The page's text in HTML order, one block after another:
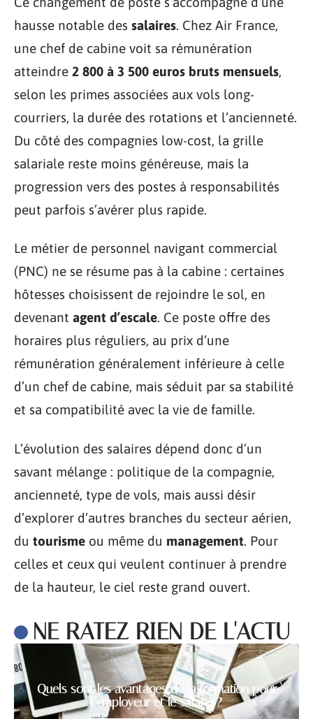
hausse notable des salaires. Chez Air France,
une chef de cabine voit sa rémunération
atteindre 2 800 à 3 500 euros bruts mensuels,
selon les primes associées aux vols long-
courriers, la durée des rotations et l’ancienneté.
Du côté des compagnies low-cost, la grille
salariale reste moins généreuse, mais la
progression vers des postes à responsabilités
peut parfois s’avérer plus rapide.
Le métier de personnel navigant commercial
(PNC) ne se résume pas à la cabine : certaines
hôtesses choisissent de rejoindre le sol, en
devenant agent d’escale. Ce poste offre des
horaires plus réguliers, au prix d’une
rémunération généralement inférieure à celle
d’un chef de cabine, mais séduit par sa stabilité
et sa compatibilité avec la vie de famille.
L’évolution des salaires dépend donc d’un
savant mélange : politique de la compagnie,
ancienneté, type de vols, mais aussi désir
d’explorer d’autres branches du secteur aérien,
du tourisme ou même du management. Pour
celles et ceux qui veulent continuer à prendre
de la hauteur, le ciel reste grand ouvert.
NE RATEZ RIEN DE L'ACTU
Quels sont les avantages de la formation pour
l’employeur et le salarié ?